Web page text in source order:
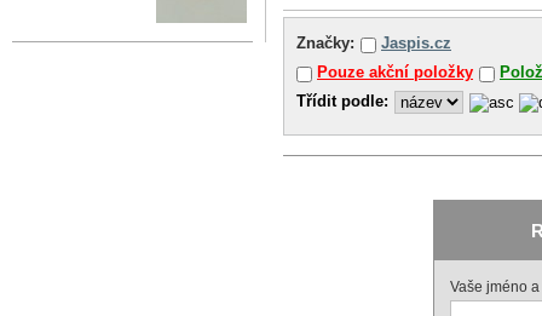
Značky:
Jaspis.cz
Pouze akční položky
Třídit podle:
Vaše jméno